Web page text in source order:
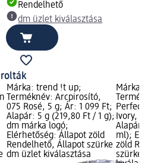
Rendelhető
dm üzlet kiválasztása
Márka: trend !t up;
Terméknév: Arcpirosító,
075 Rosé, 5 g; Ár: 1 099 Ft;
Alapár: 5 g (219,80 Ft / 1 g);
dm márka logó;
Elérhetőség: Állapot zöld
Rendelhető, Állapot szürke
dm üzlet kiválasztása
Márka:
Perfect
Ivory,
Alapár:
ml);
zöld
szürke